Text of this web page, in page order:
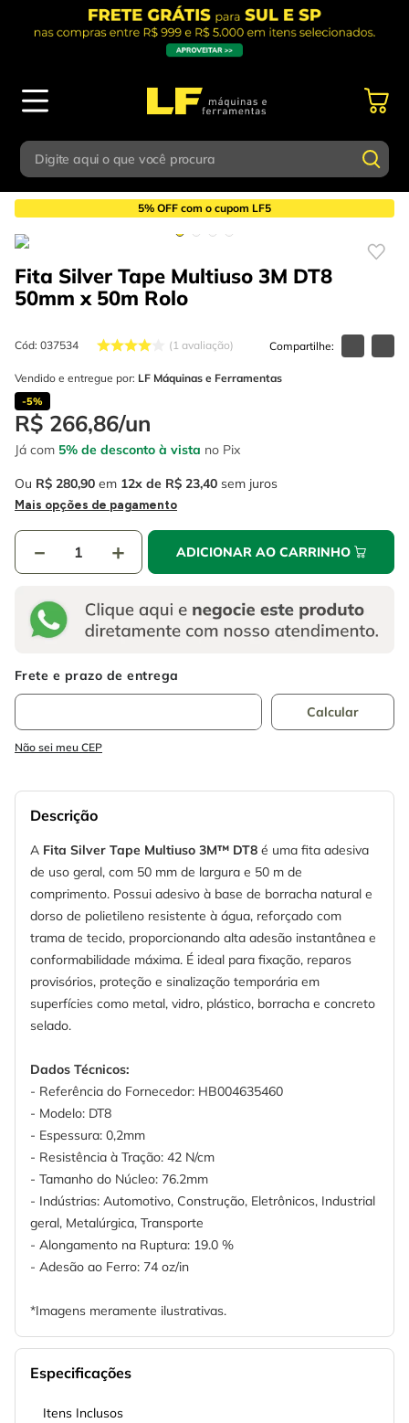
Digite aqui o que você procura
Digite aqui o que você procura
Fitas Fitas Adesivas
5% OFF com o cupom LF5
Fita Silver Tape Multiuso 3M DT8
50mm x 50m Rolo
Cód: 037534 1 avaliação
Vendido e entregue por: LF Máquinas e Ferramentas
-5%
R$ 266,86/un
Já com 5% de desconto à vista no Pix
Ou R$ 280,90 em 12 R$ 23,40 sem juros
Mais opções de pagamento
＋
－ ADICIONAR AO CARRINHO
Não sei meu CEP
Descrição
A Fita Silver Tape Multiuso 3M™ DT8 é uma fita adesiva
de uso geral, com 50 mm de largura e 50 m de
comprimento. Possui adesivo à base de borracha natural e
dorso de polietileno resistente à água, reforçado com
trama de tecido, proporcionando alta adesão instantânea e
conformabilidade máxima. É ideal para fixação, reparos
provisórios, proteção e sinalização temporária em
superfícies como metal, vidro, plástico, borracha e concreto
selado.
Dados Técnicos:
- Referência do Fornecedor: HB004635460
- Modelo: DT8
- Espessura: 0,2mm
- Resistência à Tração: 42 N/cm
- Tamanho do Núcleo: 76.2mm
- Indústrias: Automotivo, Construção, Eletrônicos, Industrial
geral, Metalúrgica, Transporte
- Alongamento na Ruptura: 19.0 %
- Adesão ao Ferro: 74 oz/in
*Imagens meramente ilustrativas.
Especificações
Itens Inclusos
Termos mais buscados
2º caixa ferramentas
4º escada
5º serra circular
6 º fio
7º serra copo
8º chave impacto
disco corte
Termos mais buscados
º parafusadeira
º caixa ferramentas
º esmerilhadeira
º escada
º serra circular
º fio
chave impacto
disco corte